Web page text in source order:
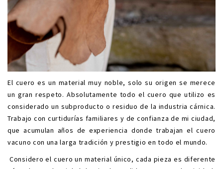
El cuero es un material muy noble, solo su origen se merece
un gran respeto. Absolutamente todo el cuero que utilizo es
considerado un subproducto o residuo de la industria cárnica.
Trabajo con curtidurías familiares y de confianza de mi ciudad,
que acumulan años de experiencia donde trabajan el cuero
vacuno con una larga tradición y prestigio en todo el mundo.
Considero el cuero un material único, cada pieza es diferente